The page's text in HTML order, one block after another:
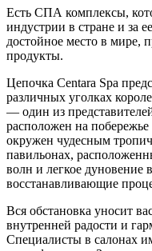
Есть СПА комплексы,
индустрии в стране и за
достойное место в мире,
продукты.
Цепочка Centara Spa
различных уголках
— один из
расположен на
окружен чудесным
павильонах,
волн и легкое дуновение
восстанавливающие
Вся обстановка уносит
внутренней радости и
Специалисты в салонах